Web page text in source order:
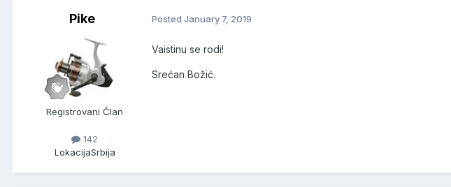
Pike
Registrovani Član
142
LokacijaSrbija
Posted January 7, 2019
Vaistinu se rodi!
Srećan Božić.